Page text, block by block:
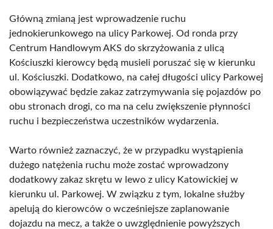
Główną zmianą jest wprowadzenie ruchu
jednokierunkowego na ulicy Parkowej. Od ronda przy
Centrum Handlowym AKS do skrzyżowania z ulicą
Kościuszki kierowcy będą musieli poruszać się w kierunku
ul. Kościuszki. Dodatkowo, na całej długości ulicy Parkowej
obowiązywać będzie zakaz zatrzymywania się pojazdów po
obu stronach drogi, co ma na celu zwiększenie płynności
ruchu i bezpieczeństwa uczestników wydarzenia.
Warto również zaznaczyć, że w przypadku wystąpienia
dużego natężenia ruchu może zostać wprowadzony
dodatkowy zakaz skrętu w lewo z ulicy Katowickiej w
kierunku ul. Parkowej. W związku z tym, lokalne służby
apelują do kierowców o wcześniejsze zaplanowanie
dojazdu na mecz, a także o uwzględnienie powyższych